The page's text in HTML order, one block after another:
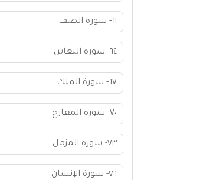
٦١- سورة الصف
٦٤- سورة التغابن
٦٧- سورة الملك
٧٠- سورة المعارج
٧٣- سورة المزمل
٧٦- سورة الإنسان